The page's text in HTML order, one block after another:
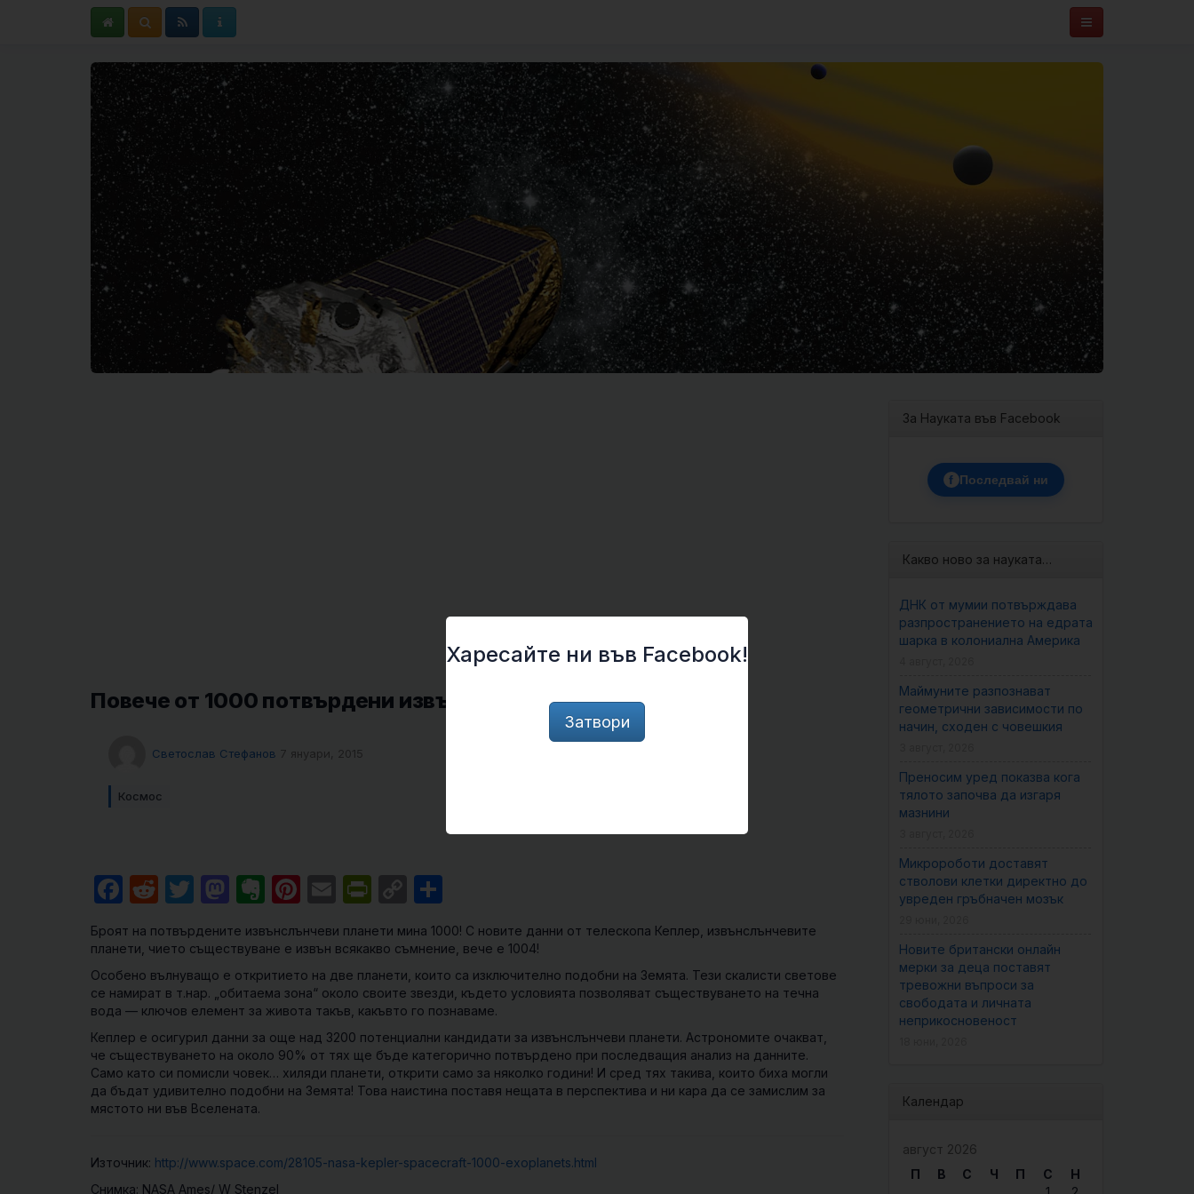
Повече от 1000 потвърдени извънслънчеви планети!
Светослав Стефанов 7 януари, 2015
Космос
Facebook
RedditTwitter
Mastodon
Evernote
Pinterest
EmailPrintFriendly
Copy
Link
Броят на потвърдените извънслънчеви планети мина 1000! С новите данни от телескопа Кеплер, извънслънчевите
планети, чието съществуване е извън всякакво съмнение, вече е 1004!
Особено вълнуващо е откритието на две планети, които са изключително подобни на Земята. Тези скалисти светове
се намират в т.нар. „обитаема зона“ около своите звезди, където условията позволяват съществуването на течна
вода — ключов елемент за живота такъв, какъвто го познаваме.
Кеплер е осигурил данни за още над 3200 потенциални кандидати за извънслънчеви планети. Астрономите очакват,
че съществуването на около 90% от тях ще бъде категорично потвърдено при последващия анализ на данните.
Само като си помисли човек… хиляди планети, открити само за няколко години! И сред тях такива, които биха могли
да бъдат удивително подобни на Земята! Това наистина поставя нещата в перспектива и ни кара да се замислим за
мястото ни във Вселената.
Източник: http://www.space.com/28105-nasa-kepler-spacecraft-1000-exoplanets.html
Снимка: NASA Ames/ W Stenzel
За Науката във Facebook
f Последвай ни
Какво ново за науката…
ДНК от мумии потвърждава
разпространението на едрата
шарка в колониална Америка
Маймуните разпознават
геометрични зависимости по
начин, сходен с човешкия
Преносим уред показва кога
тялото започва да изгаря
мазнини
Микророботи доставят
стволови клетки директно до
увреден гръбначен мозък
Новите британски онлайн
мерки за деца поставят
тревожни въпроси за
свободата и личната
неприкосновеност
Календар
август 2026
П
В С Ч П С
Н
Харесайте ни във Facebook!
Затвори